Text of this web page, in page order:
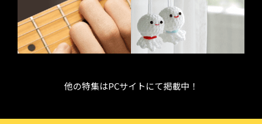
他の特集はPCサイトにて掲載中！